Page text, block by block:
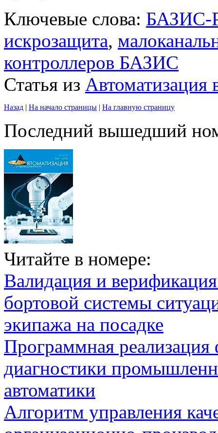
Ключевые слова:
искрозащита,
контроллеров БАЗИС
Статья из
Назад | На начало страницы | На главную страницу
Последний вышедший
Читайте в номере:
Валидация и
бортовой системы
экипажа на посадке
Программная
диагностики
автоматики
Алгоритм управления